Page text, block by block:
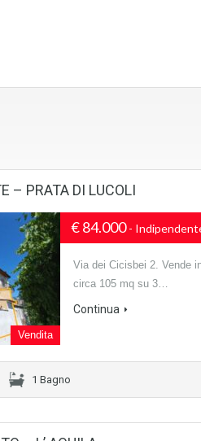
– PRATA DI LUCOLI
Vendita
€ 84.000-
Via dei Cicisbei 2. Vende
circa 105 mq su 3…
Continua
1 Bagno